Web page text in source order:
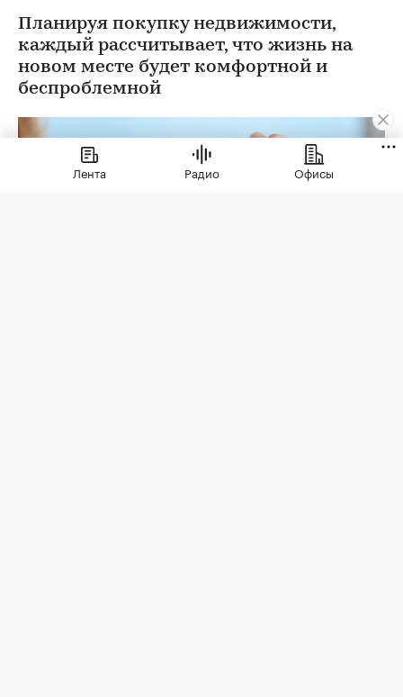
Планируя покупку недвижимости,
каждый рассчитывает, что жизнь на
новом месте будет комфортной и
беспроблемной
Лента Радио Офисы